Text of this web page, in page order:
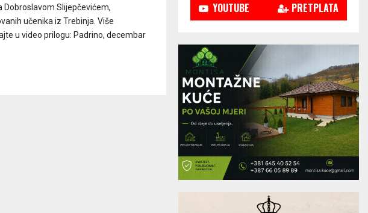
Dobroslavom Slijepčevićem,
učenika iz Trebinja. Više
u video prilogu: Padrino, decembar
YOUTUBE PRETPLATA